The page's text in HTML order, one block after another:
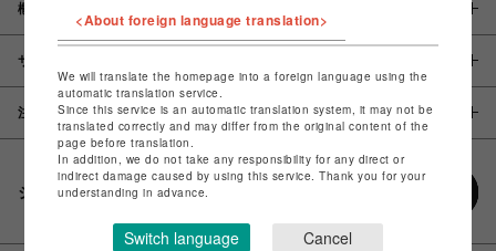
概要
サイズ
注意事項
シェアする
<About foreign language translation>
We will translate the homepage into a foreign language using the
automatic translation service.
Since this service is an automatic translation system, it may not be
translated correctly and may differ from the original content of the
page before translation.
In addition, we do not take any responsibility for any direct or
indirect damage caused by using this service. Thank you for your
understanding in advance.
Switch language Cancel